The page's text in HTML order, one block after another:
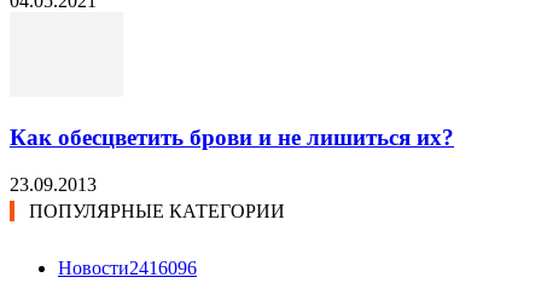
Как обесцветить брови и не лишиться их?
23.09.2013
ПОПУЛЯРНЫЕ КАТЕГОРИИ
Новости2416096